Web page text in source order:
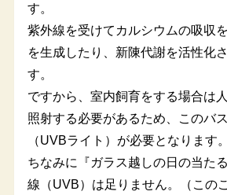
す。
紫外線を受けてカルシウムの吸収
を生成したり、新陳代謝を活性化
す。
ですから、室内飼育をする場合は
照射する必要があるため、このバ
（UVBライト）が必要となります。
ちなみに『ガラス越しの日の当た
線（UVB）は足りません。（この